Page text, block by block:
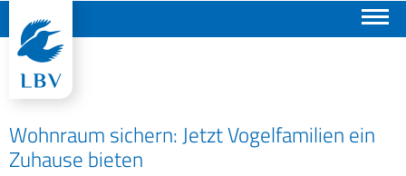
Wohnraum sichern: Jetzt Vogelfamilien ein
Zuhause bieten